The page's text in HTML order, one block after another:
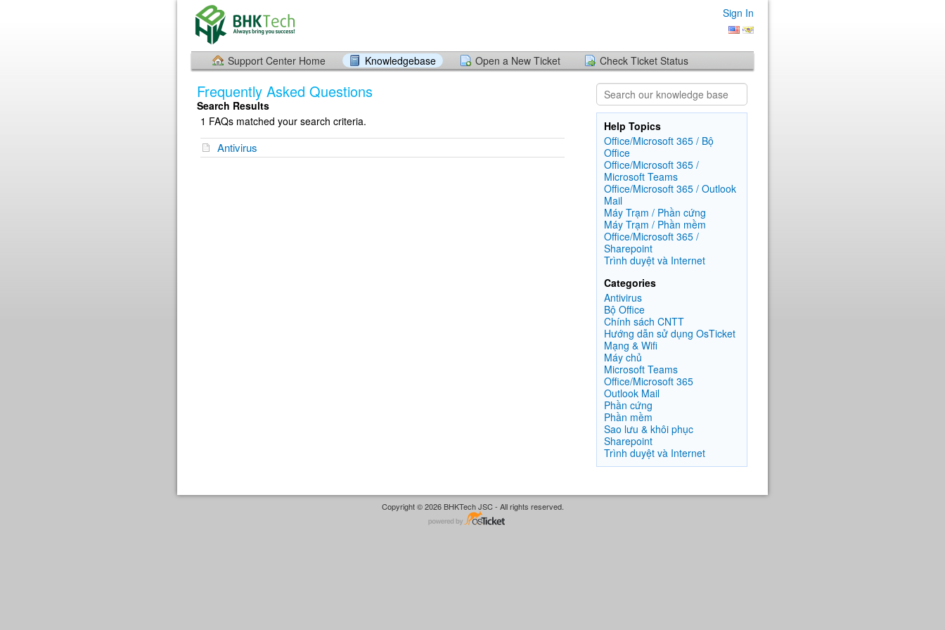
Sign In
Support Center Home Knowledgebase Open a New Ticket Check Ticket Status
Frequently Asked Questions
Search Results
1 FAQs matched your search criteria.
Antivirus
Help Topics
Office/Microsoft 365 / Bộ
Office
Office/Microsoft 365 /
Microsoft Teams
Office/Microsoft 365 / Outlook
Mail
Máy Trạm / Phần cứng
Máy Trạm / Phần mềm
Office/Microsoft 365 /
Sharepoint
Trình duyệt và Internet
Categories
Antivirus
Bộ Office
Chính sách CNTT
Hướng dẫn sử dụng OsTicket
Mạng & Wifi
Máy chủ
Microsoft Teams
Office/Microsoft 365
Outlook Mail
Phần cứng
Phần mềm
Sao lưu & khôi phục
Sharepoint
Trình duyệt và Internet
Copyright © 2026 BHKTech JSC - All rights reserved.